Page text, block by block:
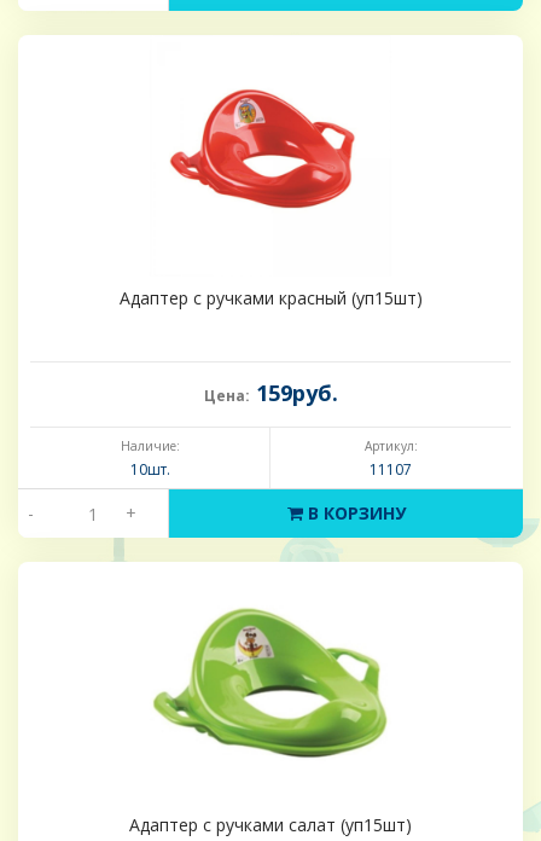
Адаптер с ручками красный (уп15шт)
Цена: 159руб.
Наличие:
10шт.
Артикул:
11107
- + В КОРЗИНУ
Адаптер с ручками салат (уп15шт)